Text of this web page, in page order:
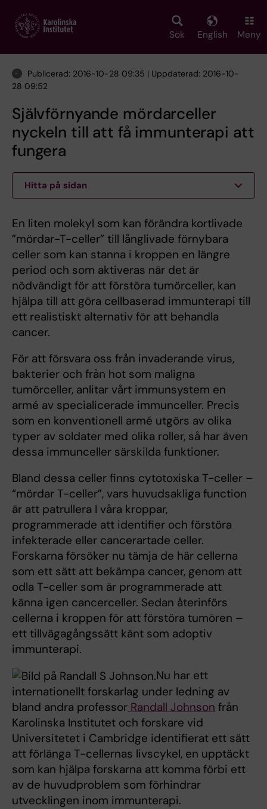
main
Sök English Meny
Publicerad: 2016-10-28 09:35 | Uppdaterad: 2016-10-
28 09:52
Självförnyande mördarceller
nyckeln till att få immunterapi att
fungera
Hitta på sidan
En liten molekyl som kan förändra kortlivade
”mördar-T-celler” till långlivade förnybara
celler som kan stanna i kroppen en längre
period och som aktiveras när det är
nödvändigt för att förstöra tumörceller, kan
hjälpa till att göra cellbaserad immunterapi till
ett realistiskt alternativ för att behandla
cancer.
För att försvara oss från invaderande virus,
bakterier och från hot som maligna
tumörceller, anlitar vårt immunsystem en
armé av specialicerade immunceller. Precis
som en konventionell armé utgörs av olika
typer av soldater med olika roller, så har även
dessa immunceller särskilda funktioner.
Bland dessa celler finns cytotoxiska T-celler –
“mördar T-celler”, vars huvudsakliga function
är att patrullera I våra kroppar,
programmerade att identifier och förstöra
infekterade eller cancerartade celler.
Forskarna försöker nu tämja de här cellerna
som ett sätt att bekämpa cancer, genom att
odla T-celler som är programmerade att
känna igen cancerceller. Sedan återinförs
cellerna i kroppen för att förstöra tumören –
ett tillvägagångssätt känt som adoptiv
immunterapi.
Nu har ett
internationellt forskarlag under ledning av
bland andra professor Randall Johnson från
Karolinska Institutet och forskare vid
Universitetet i Cambridge identifierat ett sätt
att förlänga T-cellernas livscykel, en upptäckt
som kan hjälpa forskarna att komma förbi ett
av de huvudproblem som förhindrar
utvecklingen inom immunterapi.